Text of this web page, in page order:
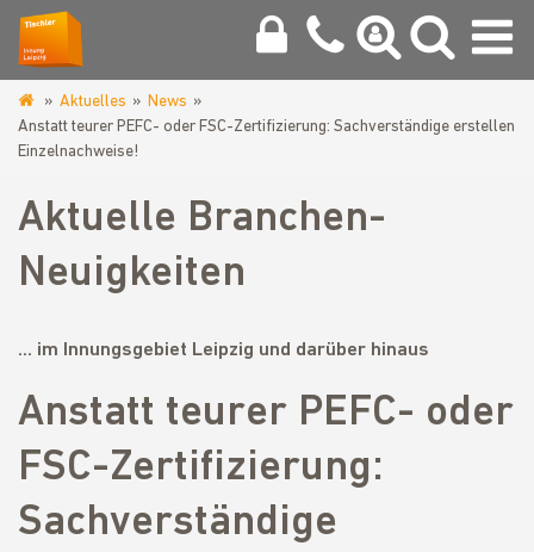
www.tischlerinnung-
leipzig.de
Aktuelles
News
Anstatt teurer PEFC- oder FSC-Zertifizierung: Sachverständige erstellen
Einzelnachweise!
Aktuelle Branchen-
Neuigkeiten
... im Innungsgebiet Leipzig und darüber hinaus
Anstatt teurer PEFC- oder
FSC-Zertifizierung:
Sachverständige